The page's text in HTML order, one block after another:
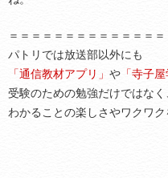
＝＝＝＝＝＝＝＝＝＝＝＝＝
パトリでは放送部以外にも
「通信教材アプリ」 や 「寺子
受験のための勉強だけではなく
わかることの楽しさやワクワク